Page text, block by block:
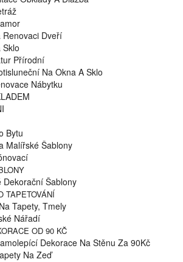
Renovaci Dveří
Sklo
Přírodní
Na Okna A Sklo
Nábytku
Bytu
Malířské Šablony
Dekorační Šablony
TAPETOVÁNÍ
Tapety, Tmely
Nářadí
OD 90 KČ
Dekorace Na Stěnu Za 90Kč
Na Zeď